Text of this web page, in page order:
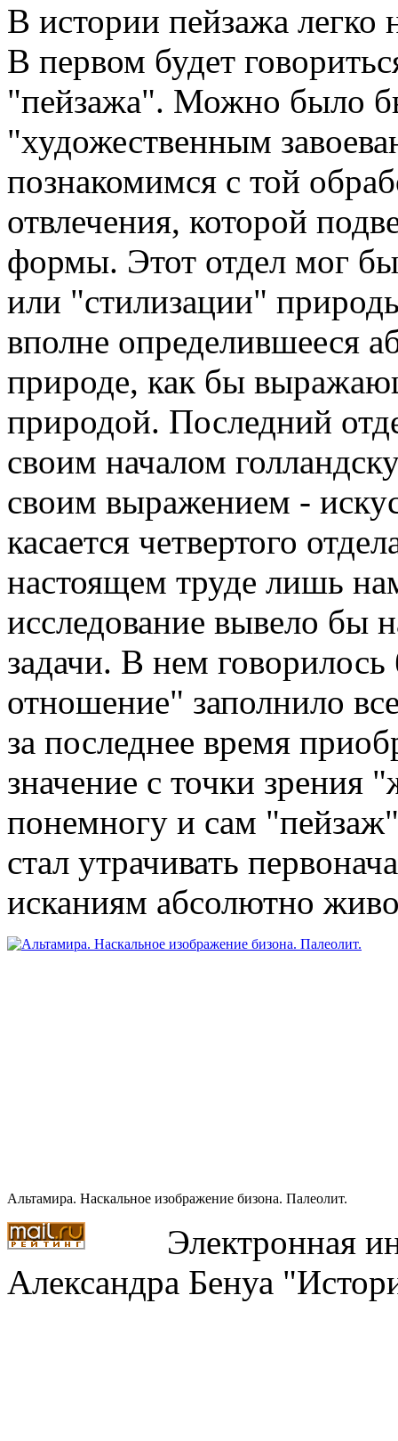
В истории пейзажа легко
В первом будет
"пейзажа". Можно было бы
"художественным
познакомимся с той
отвлечения, которой
формы. Этот отдел мог
или "стилизации"
вполне определившееся
природе, как бы
природой. Последний
своим началом
своим выражением -
касается четвертого
настоящем труде лишь
исследование вывело бы
задачи. В нем
отношение" заполнило
за последнее время
значение с точки зрения
понемногу и сам
стал утрачивать
исканиям абсолютно
Альтамира. Наскальное изображение бизона. Палеолит.
Электронная
Александра Бенуа